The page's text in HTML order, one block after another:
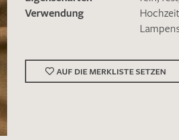
Verwendung
AUF DIE MERKLISTE SETZEN